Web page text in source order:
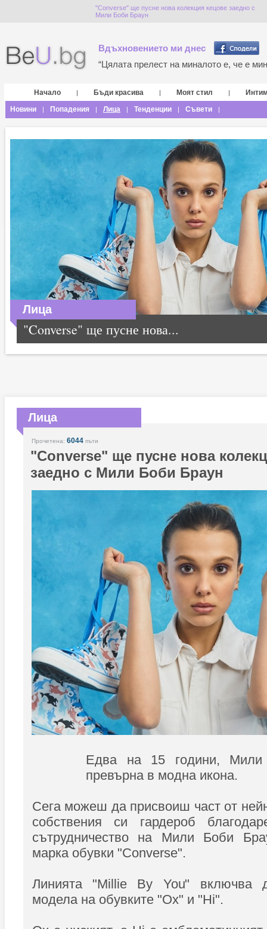
"Converse" ще пусне нова колекция кецове заедно с
Мили Боби Браун
Вдъхновението ми днес
“Цялата прелест на миналото е, че е
Начало | Бъди красива | Моят стил |
Новини
| Попадения | Лица | Тенденции | Съвети |
Лица
"Converse" ще пусне нова...
Лица
Прочетена: 6044 пъти
"Converse" ще пусне нова
заедно с Мили Боби Браун
Едва на 15 години,
превърна в модна икона.
Сега можеш да присвоиш част от
собствения си гардероб
сътрудничество на Мили Боби
марка обувки "Converse".
Линията "Millie By You" включва
модела на обувките "Ox" и "Hi".